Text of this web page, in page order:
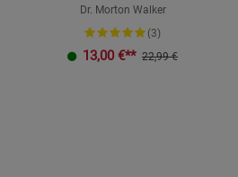
Dr. Morton Walker
(3)
13,00 €** 22,99 €